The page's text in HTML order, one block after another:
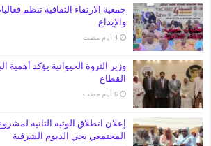
جمعية الارتقاء الثقافية تنظم
والإبداع
وزير الثروة الحيوانية يؤكد
القطاع
إعلان انطلاق الوثبة الثانية
المجتمعي بحي الديوم الشرقية